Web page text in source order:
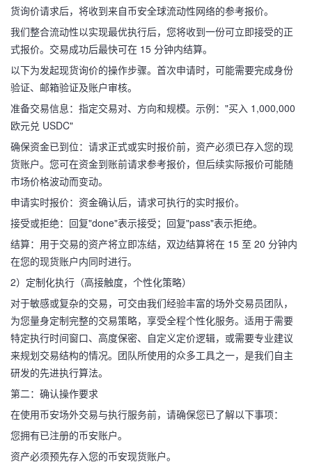
货询价请求后，将收到来自币安全球流动性网络的参考报价。
我们整合流动性以实现最优执行后，您将收到一份可立即接受的正
式报价。交易成功后最快可在 15 分钟内结算。
以下为发起现货询价的操作步骤。首次申请时，可能需要完成身份
验证、邮箱验证及账户审核。
准备交易信息：指定交易对、方向和规模。示例："买入 1,000,000
欧元兑 USDC"
确保资金已到位：请求正式或实时报价前，资产必须已存入您的现
货账户。您可在资金到账前请求参考报价，但后续实际报价可能随
市场价格波动而变动。
申请实时报价：资金确认后，请求可执行的实时报价。
接受或拒绝：回复"done"表示接受；回复"pass"表示拒绝。
结算：用于交易的资产将立即冻结，双边结算将在 15 至 20 分钟内
在您的现货账户内同时进行。
2）定制化执行（高接触度，个性化策略）
对于敏感或复杂的交易，可交由我们经验丰富的场外交易员团队，
为您量身定制完整的交易策略，享受全程个性化服务。适用于需要
特定执行时间窗口、高度保密、自定义定价逻辑，或需要专业建议
来规划交易结构的情况。团队所使用的众多工具之一，是我们自主
研发的先进执行算法。
第二：确认操作要求
在使用币安场外交易与执行服务前，请确保您已了解以下事项：
您拥有已注册的币安账户。
资产必须预先存入您的币安现货账户。